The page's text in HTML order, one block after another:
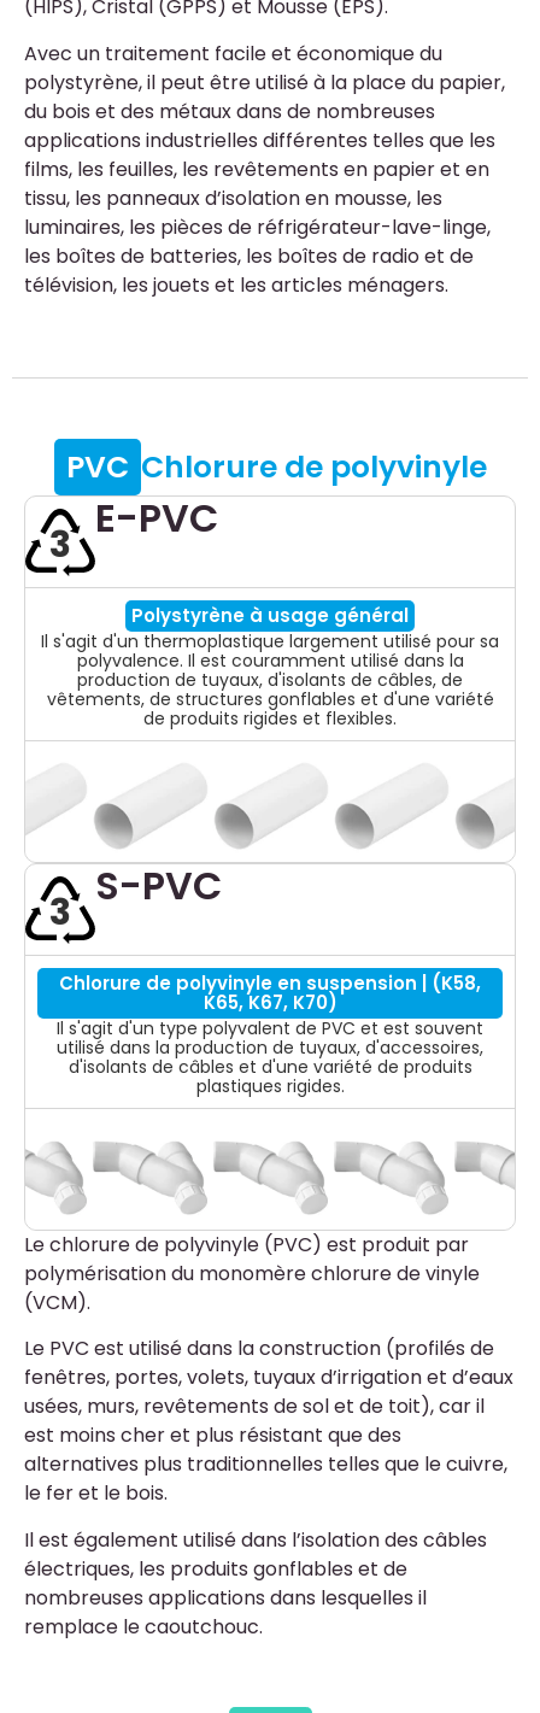
(HIPS), Cristal (GPPS) et Mousse (EPS).
Avec un traitement facile et économique du
polystyrène, il peut être utilisé à la place du papier,
du bois et des métaux dans de nombreuses
applications industrielles différentes telles que les
films, les feuilles, les revêtements en papier et en
tissu, les panneaux d’isolation en mousse, les
luminaires, les pièces de réfrigérateur-lave-linge,
les boîtes de batteries, les boîtes de radio et de
télévision, les jouets et les articles ménagers.
PVC Chlorure de polyvinyle
3 E-PVC
Polystyrène à usage général
Il s'agit d'un thermoplastique largement utilisé pour sa
polyvalence. Il est couramment utilisé dans la
production de tuyaux, d'isolants de câbles, de
vêtements, de structures gonflables et d'une variété
de produits rigides et flexibles.
3 S-PVC
Chlorure de polyvinyle en suspension | (K58,
K65, K67, K70)
Il s'agit d'un type polyvalent de PVC et est souvent
utilisé dans la production de tuyaux, d'accessoires,
d'isolants de câbles et d'une variété de produits
plastiques rigides.
Le chlorure de polyvinyle (PVC) est produit par
polymérisation du monomère chlorure de vinyle
(VCM).
Le PVC est utilisé dans la construction (profilés de
fenêtres, portes, volets, tuyaux d’irrigation et d’eaux
usées, murs, revêtements de sol et de toit), car il
est moins cher et plus résistant que des
alternatives plus traditionnelles telles que le cuivre,
le fer et le bois.
Il est également utilisé dans l’isolation des câbles
électriques, les produits gonflables et de
nombreuses applications dans lesquelles il
remplace le caoutchouc.